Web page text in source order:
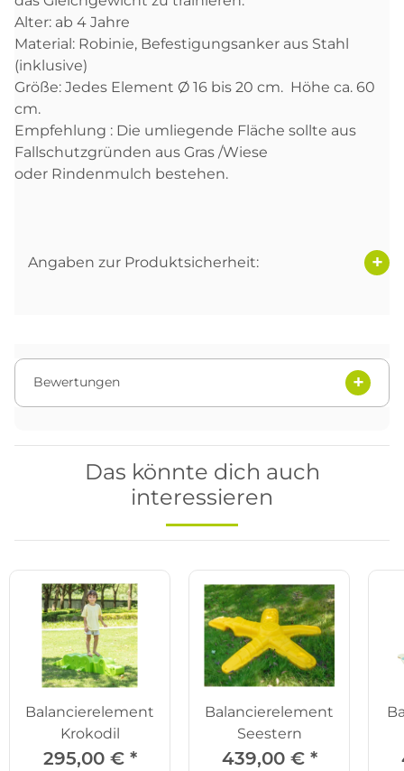
Alter: ab 4 Jahre
Material: Robinie, Befestigungsanker aus Stahl
(inklusive)
Größe: Jedes Element Ø 16 bis 20 cm. Höhe ca. 60
cm.
Empfehlung : Die umliegende Fläche sollte aus
Fallschutzgründen aus Gras /Wiese
oder Rindenmulch bestehen.
Angaben zur Produktsicherheit:
Bewertungen
Das könnte dich auch
interessieren
Balancierelement
Krokodil
295,00 € *
Balancierelement
Seestern
439,00 € *